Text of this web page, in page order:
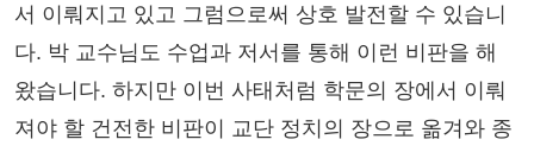
서 이뤄지고 있고 그럼으로써 상호 발전할 수 있습니
다. 박 교수님도 수업과 저서를 통해 이런 비판을 해
왔습니다. 하지만 이번 사태처럼 학문의 장에서 이뤄
져야 할 건전한 비판이 교단 정치의 장으로 옮겨와 종